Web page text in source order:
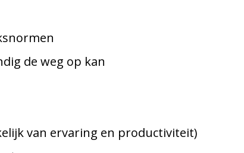
de weg op kan
van ervaring en productiviteit)